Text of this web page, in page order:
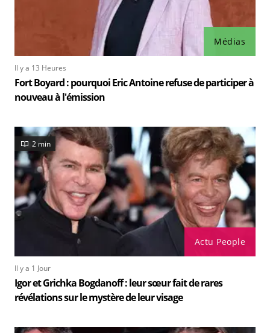
Médias
Il y a 13 Heures
Fort Boyard : pourquoi Eric Antoine refuse de participer à
nouveau à l'émission
Actu People
2 min
Il y a 1 Jour
Igor et Grichka Bogdanoff : leur sœur fait de rares
révélations sur le mystère de leur visage